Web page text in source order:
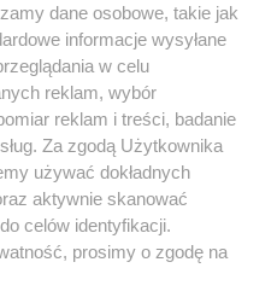
HOSTING
RSS FACEBOOK KONTAKT
Muzyka i kultura
Archiwum wydarzeń
dane osobowe, takie jak
informacje wysyłane
w celu
reklam, wybór
reklam i treści, badanie
Za zgodą Użytkownika
używać dokładnych
aktywnie skanować
celów identyfikacji.
prosimy o zgodę na